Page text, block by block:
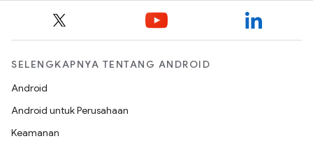
SELENGKAPNYA TENTANG ANDROID
Android
Android untuk Perusahaan
Keamanan